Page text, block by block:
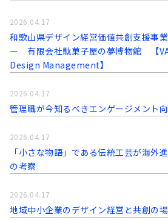
和歌山県デザイン経営価値共創支援事
ー 有限会社駄菓子屋の夢博物館 【
Design Management】
2026.04.17
管理職が今知るべきエンゲージメント
2026.04.17
「小さな物語」である伝統工芸が海外
の考察
2026.04.17
地域中小企業のデザイン経営と共創の
2026.04.17